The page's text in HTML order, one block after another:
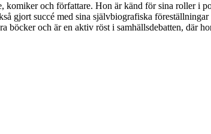
komiker och författare. Hon är känd för sina roller
gjort succé med sina självbiografiska
och är en aktiv röst i samhällsdebatten, där